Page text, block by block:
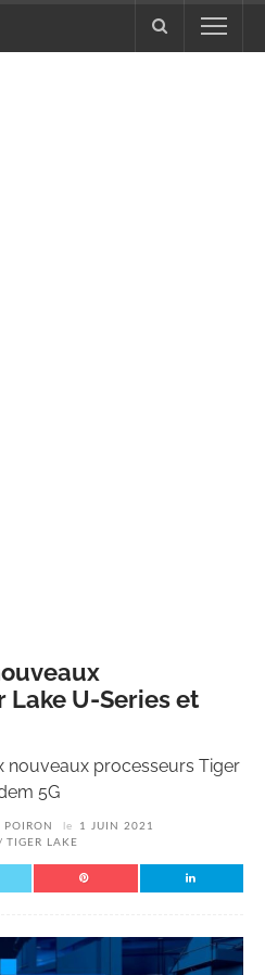
Lake U-Series et
nouveaux processeurs Tiger
5G
le
1 JUIN 2021
TIGER LAKE